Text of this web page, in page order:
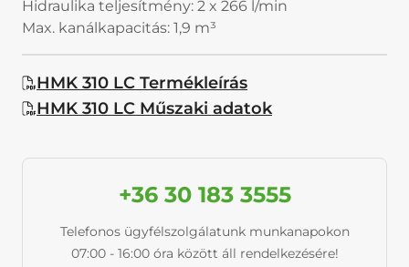
Hidraulika teljesítmény: 2 x 266 l/min
Max. kanálkapacitás: 1,9 m³
HMK 310 LC Termékleírás
HMK 310 LC Műszaki adatok
+36 30 183 3555
Telefonos ügyfélszolgálatunk munkanapokon
07:00 - 16:00 óra között áll rendelkezésére!